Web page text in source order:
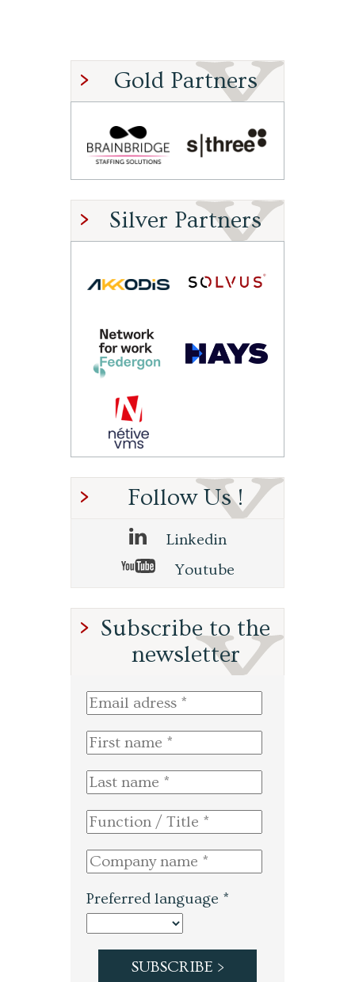
Gold Partners
Silver Partners
Follow Us !
Linkedin
Youtube
Subscribe to the
newsletter
Preferred language *